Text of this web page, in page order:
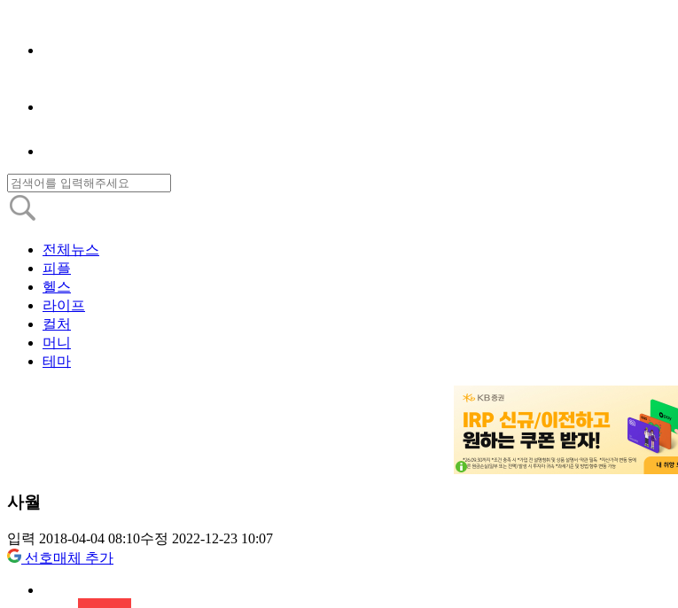
전체뉴스
피플
헬스
라이프
컬처
머니
테마
사월
입력 2018-04-04 08:10수정 2022-12-23 10:07
선호매체 추가